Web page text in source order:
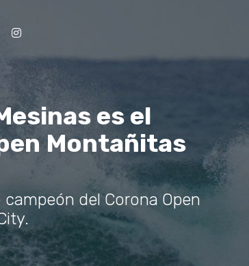
es el
Montañitas
campeón del Corona Open